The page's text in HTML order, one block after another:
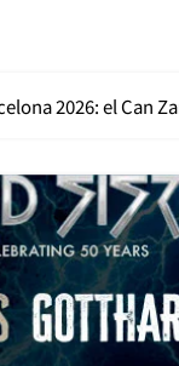
2026: el Can